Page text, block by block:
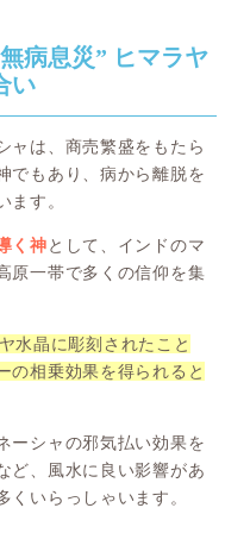
病息災” ヒマラヤ
い
ャは、商売繁盛をもたら
でもあり、病から離脱を
ます。
く神として、インドのマ
原一帯で多くの信仰を集
水晶に彫刻されたこと
の相乗効果を得られると
ーシャの邪気払い効果を
ど、風水に良い影響があ
くいらっしゃいます。